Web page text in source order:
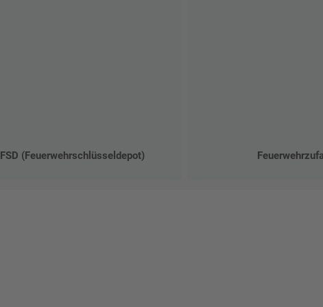
FSD (Feuerwehrschlüsseldepot)